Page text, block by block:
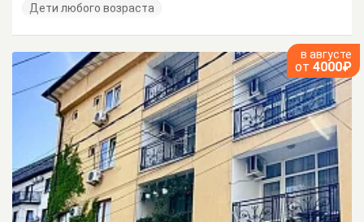
Дети любого возраста
в августе
от 4000₽